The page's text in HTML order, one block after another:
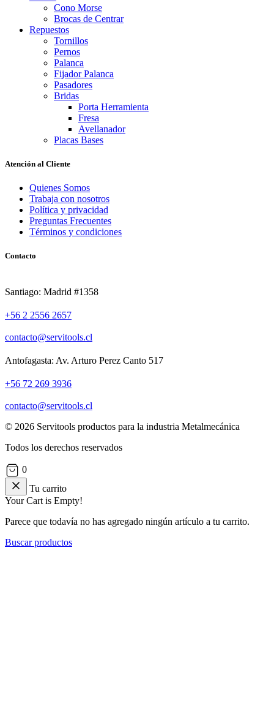
Cono Morse
Brocas de Centrar
Repuestos
Tornillos
Pernos
Palanca
Fijador Palanca
Pasadores
Bridas
Porta Herramienta
Fresa
Avellanador
Placas Bases
Atención al Cliente
Quienes Somos
Trabaja con nosotros
Política y privacidad
Preguntas Frecuentes
Términos y condiciones
Contacto
Santiago: Madrid #1358
+56 2 2556 2657
contacto@servitools.cl
Antofagasta: Av. Arturo Perez Canto 517
+56 72 269 3936
contacto@servitools.cl
© 2026 Servitools productos para la industria Metalmecánica
Todos los derechos reservados
0
Tu carrito
Your Cart is Empty!
Parece que todavía no has agregado ningún artículo a tu carrito.
Buscar productos